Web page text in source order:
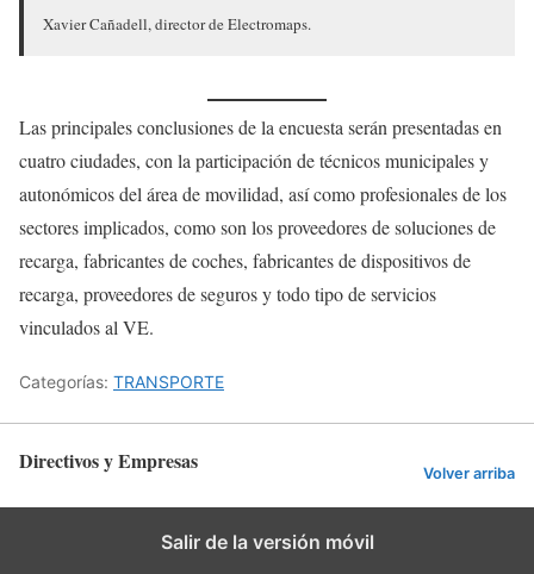
Xavier Cañadell, director de Electromaps.
Las principales conclusiones de la encuesta serán presentadas en
cuatro ciudades, con la participación de técnicos municipales y
autonómicos del área de movilidad, así como profesionales de los
sectores implicados, como son los proveedores de soluciones de
recarga, fabricantes de coches, fabricantes de dispositivos de
recarga, proveedores de seguros y todo tipo de servicios
vinculados al VE.
Categorías: TRANSPORTE
Directivos y Empresas Volver arriba
Salir de la versión móvil